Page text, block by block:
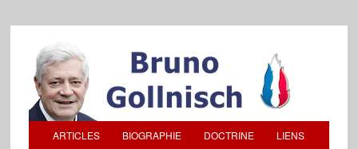
ARTICLES BIOGRAPHIE DOCTRINE LIENS